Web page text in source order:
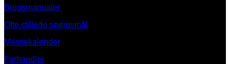
Brugsmanualer
Ofte stillede spørgsmål
Messekalender
Forhandler